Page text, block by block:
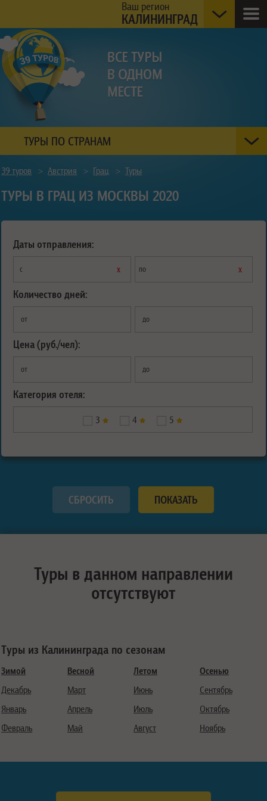
Ваш регион
КАЛИНИНГРАД
ТУРЫ ПО СТРАНАМ
39 туров > Австрия > Грац > Туры
ТУРЫ В ГРАЦ ИЗ МОСКВЫ 2020
Даты отправления:
с х по х
Количество дней:
от до
Цена (руб./чел):
от до
Категория отеля:
3 4 5
Туры в данном направлении
отсутствуют
Туры из Калининграда по сезонам
Зимой
Декабрь
Январь
Февраль
Весной
Март
Апрель
Май
Летом
Июнь
Июль
Август
Осенью
Сентябрь
Октябрь
Ноябрь